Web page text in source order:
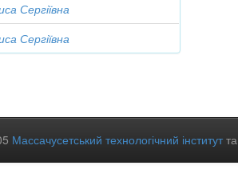
Сергіївна
Сергіївна
Массачусетський технологічний інститутта